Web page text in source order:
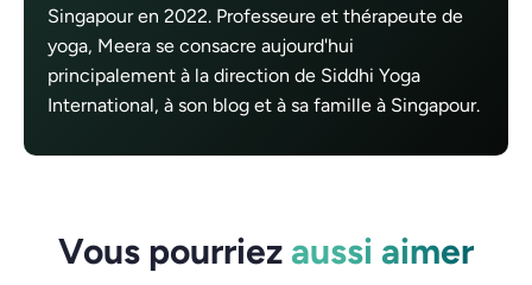
Singapour en 2022. Professeure et thérapeute de
yoga, Meera se consacre aujourd'hui
principalement à la direction de Siddhi Yoga
International, à son blog et à sa famille à Singapour.
Vous pourriez aussi aimer